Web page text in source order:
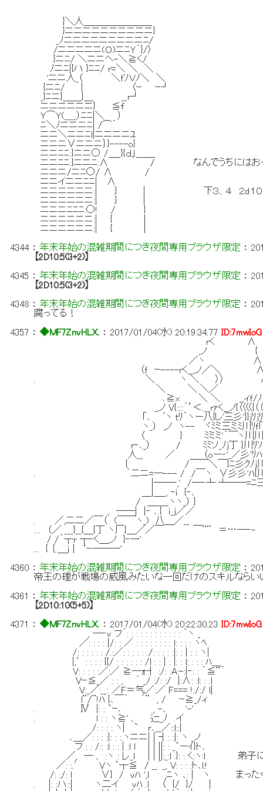
}＼人＿＿＿＿＿＿＿_
}ニニニニニニニニニニ}
_ﾉニニニニニニニニニﾆ/
/ニニニニニ(Ｏ)ニﾆＹ´}/〉
}ニﾆ/ ＼ニニヘ-＼≧く/
ﾉニﾆ|{ハ }ﾆﾆ/ r=＼ ＼ ＼
'ニニ人_（ ＼ｆｿＶﾉ＼ ＼
{ニﾆ/ | 〈ｰ ｰ┘
_}ﾆニ}＿＿}＿ __r┘
ニニニニニニ} ≦f
Ｙ⌒Ｙ(____）ﾆﾆ|＼ ）
ﾆ＼ﾉニニニﾆ| /⌒´
ニニ＼ニニﾆl|ニニニニﾕ
ニニニ∨ニニニ｝}----o}
ニニﾆﾆ:}ニニ○ /＿_}{ｄ」＿＿
ニニﾆﾆ:}ニニﾆ:∧ / なんでうちにはおっそろ
ニニニ/ニﾆ○/ ∧ /
ニニイニニﾆﾆ| ∧
ニニニニニニ:| :} | 下３、４ ２d１０ *３
ニニニニニニ:| :} |
ニニニﾆﾆﾆ:○! / }
ニニニニニニ:| { |
ニニニニニニ:| { |
4344 ：年末年始の混雑期間につき夜間専用ブラウザ限定 ：
【2D10:5(3+2)】
4345 ：年末年始の混雑期間につき夜間専用ブラウザ限定 ：
【2D10:5(3+2)】
4348 ：年末年始の混雑期間につき夜間専用ブラウザ限定 ：
腐ってる！
4357 ：◆MF7ZnvHLX. ：2017/01/04(水) 20:19:34.77
rく ∧
,ノ {
／ヽ ∧
（ｆ ｰ----rく__,ノ／＼
. ＼ ヽ ＼ 〉〉
＼ ＼ ＼／
､≧x ＼ ＼ _,ィｆ/ﾉ/
_,ノ V{::::｀’＜.__rｧく__ノ{〈巛{（（
｢､ ﾞヽ ｔﾘ｀ヽー八{し'三彡'}}ｊﾘｊﾘ
ヽ_） ,ノ ヽ-- ヾﾐミ三ミﾐ川ﾘｆ｢
〈 } ﾐミミ'´￣ヽ川川
r‐､_） / ﾐﾐソ_ﾉｊ丁 }川ﾘｿｊ
人__ ／ （oー‐'_／彡'ﾘﾊ{ﾄ
{ /￣￣＼￣}ﾆ彡ｸﾉｊ川ﾄﾆ 知、
. ｀二ニ=─--- / /￣ヽ ∨彡彡'ﾊ{川
|──‐,' /─‐┴ ┴──=ﾆ三 なんか感覚
＿|＿_, ‐ｉ {‐､
/ ＿＿_ヽヽ_） } 下３ ２d
, ──| |‐ ､.{ ｉ_ｊ／／
. ／,二二／￣（ (￣￣ヽ_) 八＿／__
.... （／ ___}__{＿{丁 ヽ厂}＿／／￣ ￣¨¨ ＝…─‐-
/ /´┬r ┬‐く＿,ノ }‐一'
... { ｛.＿ｊ│ ‘ｰ──一'
4360 ：年末年始の混雑期間につき夜間専用ブラウザ限定 ：
帝王の理が戦場の威風みたいな一回だけのスキルなら
4361
：年末年始の混雑期間につき夜間専用ブラウザ限定 ：
【2D10:10(5+5)】
4371
：◆MF7ZnvHLX. ：2017/01/04(水) 20:22:30.23
, ―‐v フ´: : : : : : : : : : : : ｀ヽ _
／: : : : |/: : ／ : : : : : : : : l: : : : ヽﾍ
/: : : : : : /.:／: : : : : ./: : : : :|: : | : : ヽ|
|,′: : : : {{/ : : : : : : /l : : | : |: : l: : : : ﾊ＿
V: : : : :／:／ ≧―ｫ┤ :/: :A:-:|‐: : ｀≦¨｀
Vｰ≦_／ : : , ´ _/ :/: :/ |:∧: :l: : :l
V:_／:__: ／F＝气／:／ F=== !:/:/ l|
l¨/¨!ﾊ {､￣｀ ´¨ , / ｰ≧_/ィ
. Ⅳ |: : `ｰ､ , -､ '-'
. l : : ヽ≧' 、 辷_ﾉ .イ
/: : : : ヽ| ` r､__／::l::|
､＿／: : : :|: : :.ヽニニ| | ┤: :|: ヽ _ノ
フ : : /:: :l : : | :l l | | ||: : _`ーｲ}ト､
／, ― 、 :ヽ : レ_l | | ||:_:l .}: : く:ヽ:l 弟子に関し
／: :.′ Vヽ `┬≦ / __´_, V: : : :ト､l:!
/: :/: l ∨} / vﾊ ',l ,ﾆヽ ､: | ヽ まったく私なん
. |: :ハ::| ヽ二イ vﾊ .l 〈 {/ }/ |